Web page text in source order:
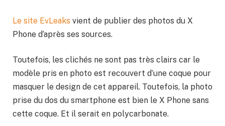
Le site EvLeaks vient de publier des photos du X
Phone d’après ses sources.
Toutefois, les clichés ne sont pas très clairs car le
modèle pris en photo est recouvert d’une coque pour
masquer le design de cet appareil. Toutefois, la photo
prise du dos du smartphone est bien le X Phone sans
cette coque. Et il serait en polycarbonate.